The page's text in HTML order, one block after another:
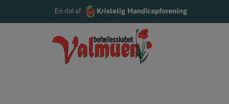
En del af